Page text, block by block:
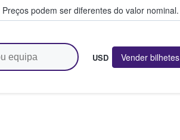
Preços podem ser diferentes do valor nominal.
USD Vender bilhetes